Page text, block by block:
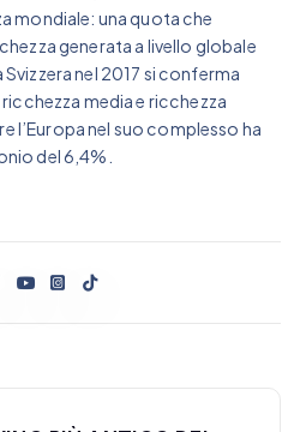
mondiale: una quota che
generata a livello globale
Svizzera nel 2017 si conferma
media e ricchezza
l’Europa nel suo complesso ha
del 6,4%.